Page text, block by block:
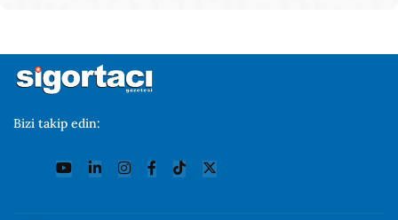
Bizi takip edin: